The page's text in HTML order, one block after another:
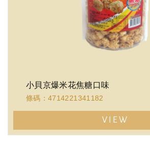
小貝京爆米花焦糖口味
條碼：4714221341182
VIEW